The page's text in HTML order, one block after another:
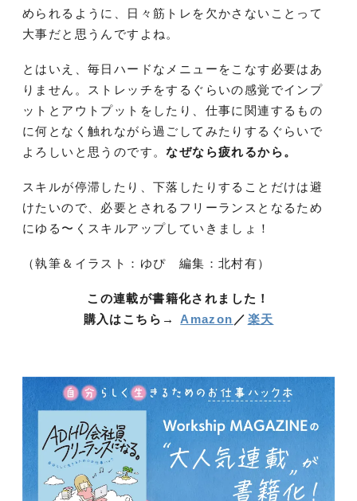
められるように、日々筋トレを欠かさないことって
大事だと思うんですよね。
とはいえ、毎日ハードなメニューをこなす必要はあ
りません。ストレッチをするぐらいの感覚でインプ
ットとアウトプットをしたり、仕事に関連するもの
に何となく触れながら過ごしてみたりするぐらいで
よろしいと思うのです。なぜなら疲れるから。
スキルが停滞したり、下落したりすることだけは避
けたいので、必要とされるフリーランスとなるため
にゆる〜くスキルアップしていきましょ！
（執筆＆イラスト：ゆぴ 編集：北村有）
この連載が書籍化されました！
購入はこちら→
Amazon ／ 楽天